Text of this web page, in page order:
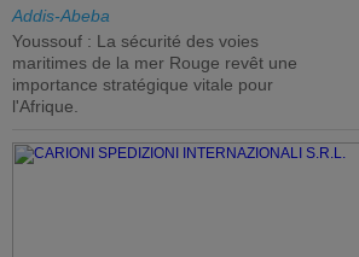
Addis-Abeba
Youssouf : La sécurité des voies
maritimes de la mer Rouge revêt une
importance stratégique vitale pour
l'Afrique.